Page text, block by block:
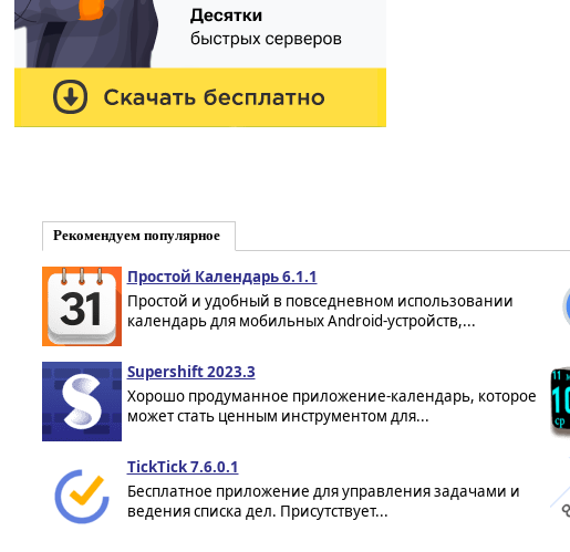
Рекомендуем популярное
Простой Календарь 6.1.1
Простой и удобный в повседневном использовании
календарь для мобильных Android-устройств,...
Supershift 2023.3
Хорошо продуманное приложение-календарь, которое
может стать ценным инструментом для...
TickTick 7.6.0.1
Бесплатное приложение для управления задачами и
ведения списка дел. Присутствует...